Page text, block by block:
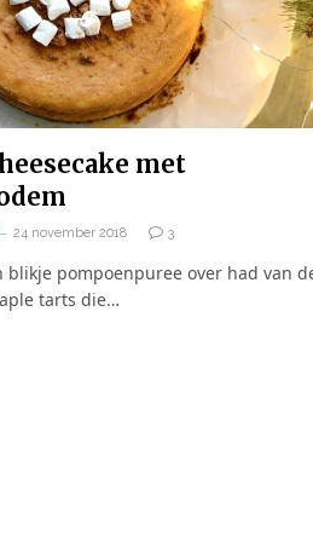
met
24 november 2018 3
blikje pompoenpuree over had van
tarts die…